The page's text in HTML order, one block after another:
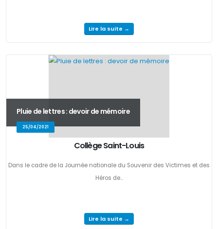
Lire la suite →
Pluie de lettres : devoir de mémoire
25/04/2021
Collège Saint-Louis
Dans le cadre de la Journée nationale du Souvenir des Victimes et des
Héros de...
Lire la suite →